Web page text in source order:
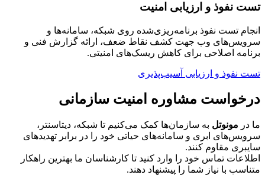
تست نفوذ و ارزیابی امنیت
انجام تست نفوذ برنامه‌ریزی‌شده روی شبکه، سامانه‌ها و
سرویس‌های وب جهت کشف نقاط ضعف، ارائه گزارش فنی و
برنامه اصلاحی برای کاهش ریسک‌های امنیتی.
تست نفوذ و ارزیابی آسیب‌پذیری
درخواست مشاوره امنیت سازمانی
ما در مونوتل به سازمان‌ها کمک می‌کنیم تا شبکه، دیتاسنتر،
سرویس‌های ابری و سامانه‌های حیاتی خود را در برابر تهدیدهای
سایبری مقاوم کنند.
اطلاعات تماس خود را وارد کنید تا کارشناسان ما بهترین راهکار
متناسب با نیاز شما را پیشنهاد دهند.